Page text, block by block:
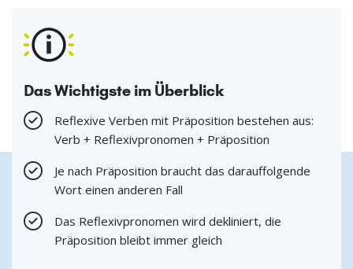
Das Wichtigste im Überblick
Reflexive Verben mit Präposition bestehen aus:
Verb + Reflexivpronomen + Präposition
Je nach Präposition braucht das darauffolgende
Wort einen anderen Fall
Das Reflexivpronomen wird dekliniert, die
Präposition bleibt immer gleich